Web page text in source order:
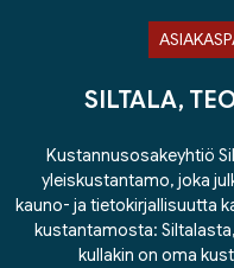
SILTALA,
Kustannusosakeyhtiö
yleiskustantamo, joka
kauno- ja tietokirjallisuutta
kustantamosta:
kullakin on oma